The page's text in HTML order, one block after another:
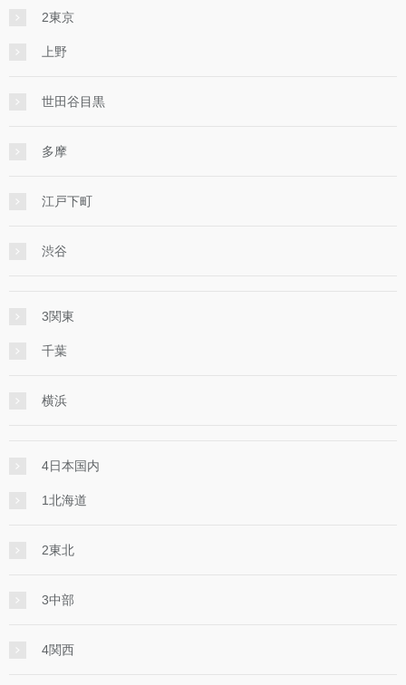
2東京
上野
世田谷目黒
多摩
江戸下町
渋谷
3関東
千葉
横浜
4日本国内
1北海道
2東北
3中部
4関西